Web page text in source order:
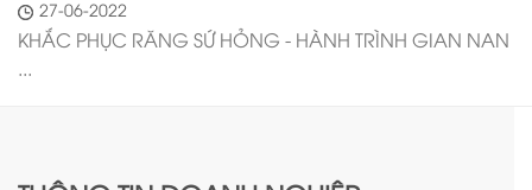
27-06-2022
KHẮC PHỤC RĂNG SỨ HỎNG - HÀNH TRÌNH GIAN NAN
...